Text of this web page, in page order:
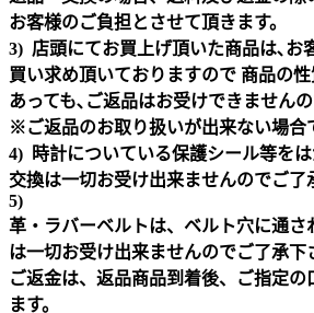
お客様のご負担とさせて頂きます。
3) 店頭にてお買上げ頂いた商品は､お
買い求め頂いておりますので 商品の
あっても､ご返品はお受けできません
※ご返品のお取り扱いが出来ない場合
4) 時計についている保護シール等をは
交換は一切お受け出来ませんのでご了
5)
革・ラバーベルトは、ベルト穴に通さ
は一切お受け出来ませんのでご了承下
ご返金は、返品商品到着後、ご指定の
ます。